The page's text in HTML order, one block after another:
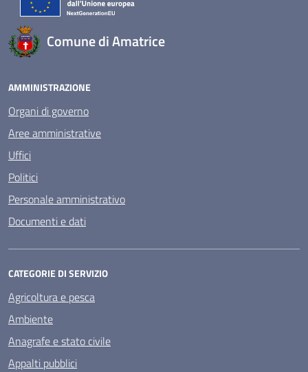
Comune di Amatrice
AMMINISTRAZIONE
Organi di governo
Aree amministrative
Uffici
Politici
Personale amministrativo
Documenti e dati
CATEGORIE DI SERVIZIO
Agricoltura e pesca
Ambiente
Anagrafe e stato civile
Appalti pubblici